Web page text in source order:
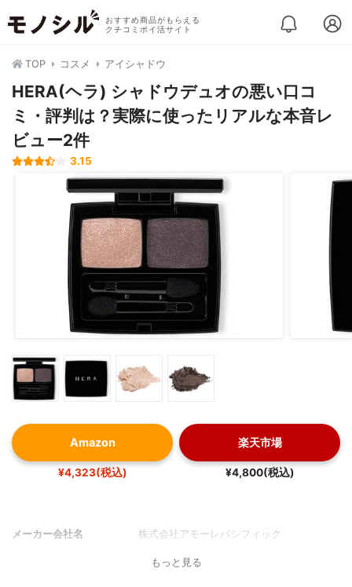
おすすめ商品がもらえる
クチコミポイ活サイト
TOP コスメ アイシャドウ
HERA(ヘラ) シャドウデュオの悪い口コ
ミ・評判は？実際に使ったリアルな本音レ
ビュー2件
3.15
Amazon
¥4,323(税込)
楽天市場
¥4,800(税込)
メーカー会社名 株式会社アモーレパシフィック
もっと見る